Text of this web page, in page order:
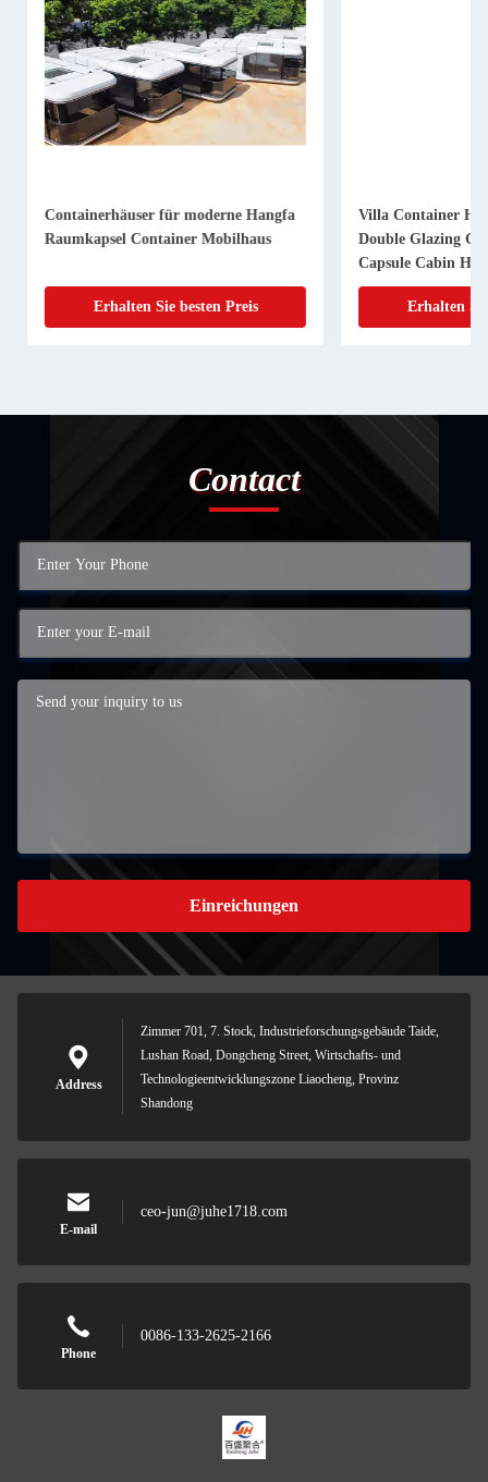
Containerhäuser für moderne Hangfa
Raumkapsel Container Mobilhaus
Erhalten Sie besten Preis
Villa Container
Double Glazing
Capsule Cabin
einer kleinen
von Villa Container.
Erhalten Sie
Contact
Einreichungen
Address
Zimmer 701, 7. Stock, Industrieforschungsgebäude Taide,
Lushan Road, Dongcheng Street, Wirtschafts- und
Technologieentwicklungszone Liaocheng, Provinz
Shandong
E-mail
ceo-jun@juhe1718.com
Phone
0086-133-2625-2166